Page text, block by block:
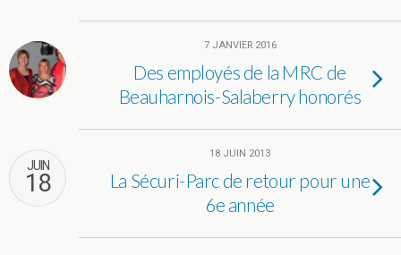
7 JANVIER 2016
Des employés de la MRC de
Beauharnois-Salaberry honorés
JUIN
18
18 JUIN 2013
La Sécuri-Parc de retour pour une
6e année